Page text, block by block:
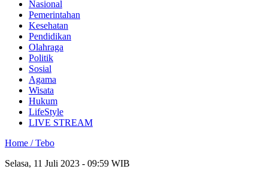
Nasional
Pemerintahan
Kesehatan
Pendidikan
Olahraga
Politik
Sosial
Agama
Wisata
Hukum
LifeStyle
LIVE STREAM
Home /Tebo
Selasa, 11 Juli 2023 - 09:59 WIB